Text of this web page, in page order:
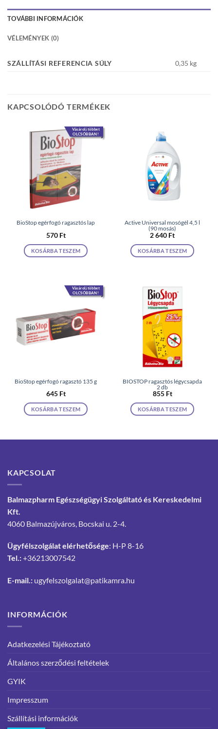
TOVÁBBI INFORMÁCIÓK
VÉLEMÉNYEK (0)
SZÁLLÍTÁSI REFERENCIA SÚLY 0,35 kg
KAPCSOLÓDÓ TERMÉKEK
Vásárolj többet
OLCSÓBBAN!
BioStop egérfogó ragasztós lap
570 Ft
KOSÁRBA TESZEM
Active Universal mosógél 4,5 l
(90 mosás)
2 640 Ft
KOSÁRBA TESZEM
Vásárolj többet
OLCSÓBBAN!
BioStop egérfogó ragasztó 135 g
645 Ft
KOSÁRBA TESZEM
BIOSTOP ragasztós légycsapda
2 db
855 Ft
KOSÁRBA TESZEM
KAPCSOLAT
Balmazpharm Egészségügyi Szolgáltató és Kereskedelmi
Kft.
4060 Balmazújváros, Bocskai u. 2-4.
Ügyfélszolgálat elérhetősége: H-P 8-16
Tel.:+36213007542
E-mail.: ugyfelszolgalat@patikamra.hu
INFORMÁCIÓK
Adatkezelési Tájékoztató
Általános szerződési feltételek
GYIK
Impresszum
Szállítási információk